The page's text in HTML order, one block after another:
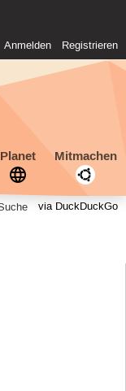
Anmelden Registrieren
Planet Mitmachen
via DuckDuckGo